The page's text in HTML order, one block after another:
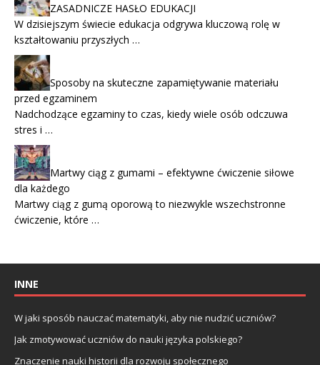
ZASADNICZE HASŁO EDUKACJI
W dzisiejszym świecie edukacja odgrywa kluczową rolę w
kształtowaniu przyszłych …
Sposoby na skuteczne zapamiętywanie materiału
przed egzaminem
Nadchodzące egzaminy to czas, kiedy wiele osób odczuwa
stres i …
Martwy ciąg z gumami – efektywne ćwiczenie siłowe
dla każdego
Martwy ciąg z gumą oporową to niezwykle wszechstronne
ćwiczenie, które …
INNE
W jaki sposób nauczać matematyki, aby nie nudzić uczniów?
Jak zmotywować uczniów do nauki języka polskiego?
Znaczenie nauki historii dla rozwoju społecznego